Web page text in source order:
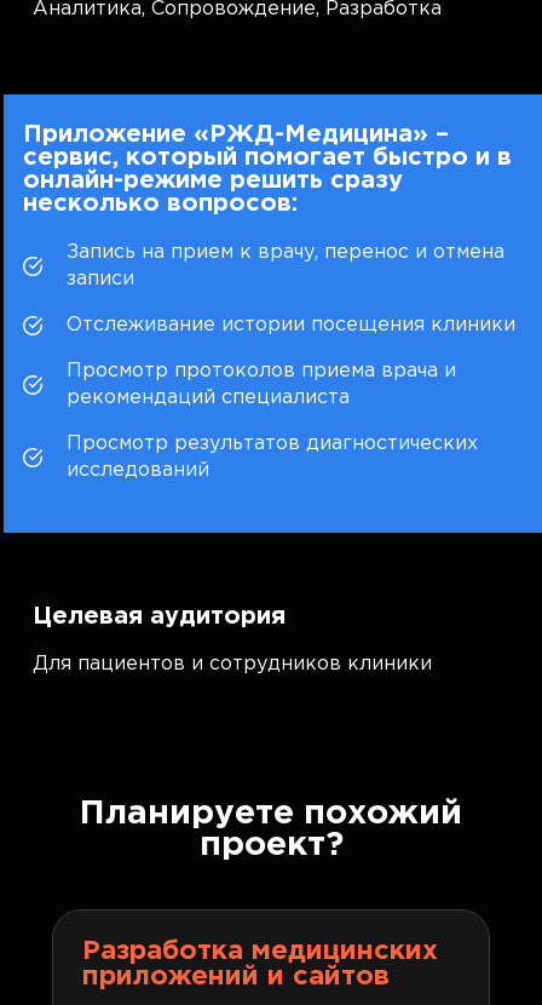
Аналитика,Сопровождение, Разработка
Приложение «РЖД-Медицина» –
сервис, который помогает быстро и в
онлайн-режиме решить сразу
несколько вопросов:
Запись на прием к врачу, перенос и отмена
записи
Отслеживание истории посещения клиники
Просмотр протоколов приема врача и
рекомендаций специалиста
Просмотр результатов диагностических
исследований
Целевая аудитория
Для пациентов и сотрудников клиники
Планируете похожий
проект?
Разработка медицинских
приложений и сайтов